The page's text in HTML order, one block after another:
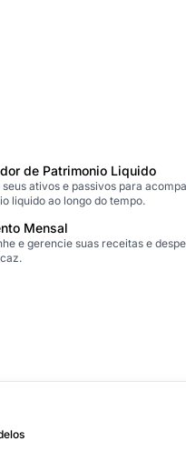
de Patrimonio Liquido
ativos e passivos para
liquido ao longo do tempo.
Mensal
e gerencie suas receitas e